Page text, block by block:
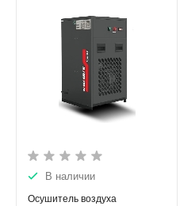
В наличии
Осушитель воздуха